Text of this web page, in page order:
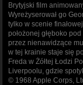
Brytyjski film
Wyreżyserował go
tylko w scenie
położonej głęboko
przez nienawidzące
w tej krainie staje się
Freda w Żółtej Łodzi
Liverpoolu, gdzie
© 1968 Apple Corps,